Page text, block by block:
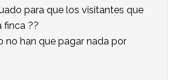
para que los visitantes que
finca ??
no han que pagar nada por